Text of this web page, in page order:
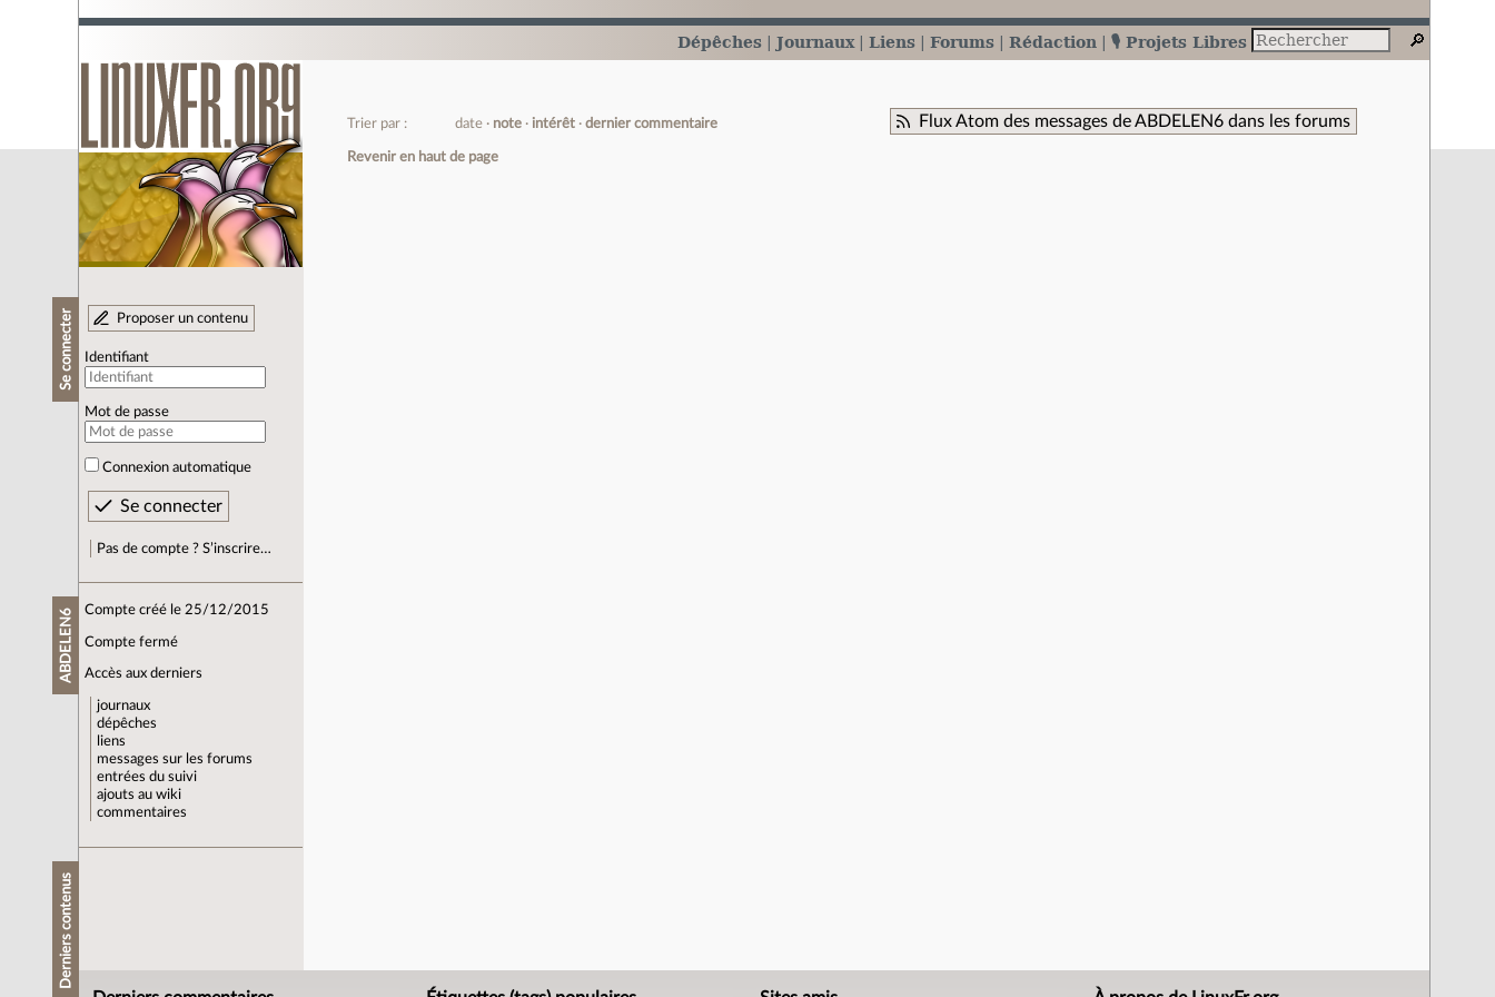
Dépêches Journaux Liens Forums Rédaction 🎙️ Projets Libres
Se connecter Proposer un contenu
Identifiant
Mot de passe
Connexion automatique
Pas de compte ? S’inscrire…
ABDELEN6 Compte créé le 25/12/2015
Compte fermé
Accès aux derniers
journaux
dépêches
liens
messages sur les forums
entrées du suivi
ajouts au wiki
commentaires
Derniers contenus
Flux Atom des messages de ABDELEN6 dans les forums
Trier par : date note intérêt dernier commentaire
Revenir en haut de page